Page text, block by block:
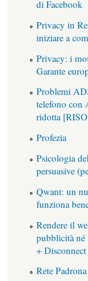
di Facebook
Privacy in
iniziare a
Privacy: i
Garante
Problemi
telefono con
ridotta
Profezia
Psicologia
persuasive
Qwant: un
funziona
Rendere il
pubblicità né
+
Rete